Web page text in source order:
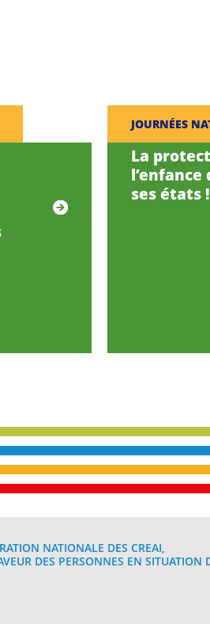
JOURNÉES
La
l’enfance
ses états !
NATIONALE DES CREAI,
DES PERSONNES EN SITUATION